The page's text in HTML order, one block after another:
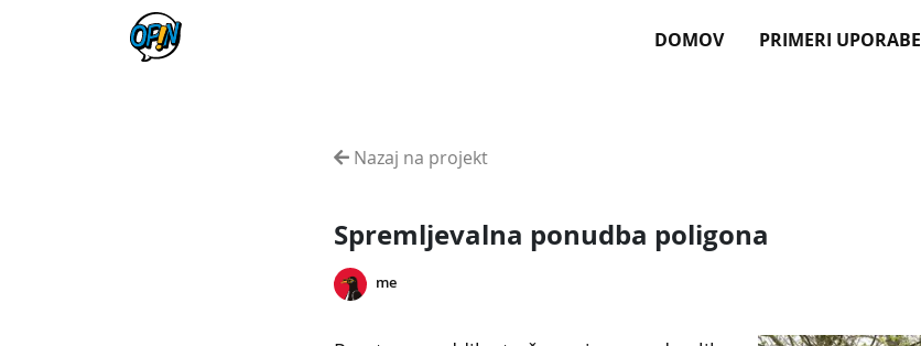
DOMOV PRIMERI UPORABE
Nazaj na projekt
Spremljevalna ponudba poligona
me